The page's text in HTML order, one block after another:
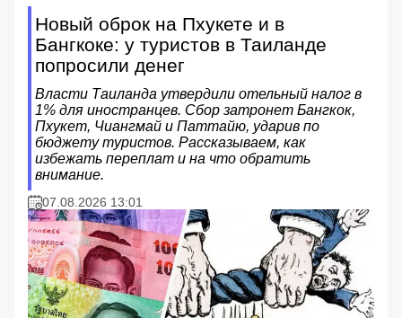
Новый оброк на Пхукете и в
Бангкоке: у туристов в Таиланде
попросили денег
Власти Таиланда утвердили отельный налог в
1% для иностранцев. Сбор затронет Бангкок,
Пхукет, Чиангмай и Паттайю, ударив по
бюджету туристов. Рассказываем, как
избежать переплат и на что обратить
внимание.
07.08.2026 13:01